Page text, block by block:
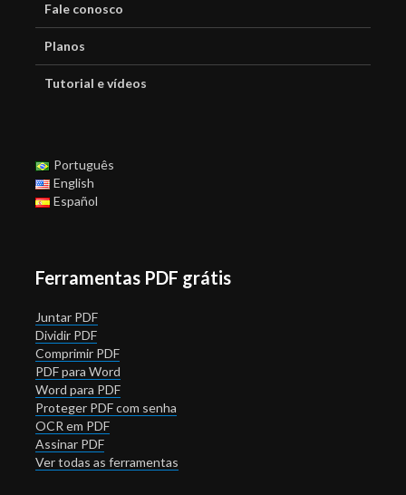
Fale conosco
Planos
Tutorial e vídeos
Português
English
Español
Ferramentas PDF grátis
Juntar PDF
Dividir PDF
Comprimir PDF
PDF para Word
Word para PDF
Proteger PDF com senha
OCR em PDF
Assinar PDF
Ver todas as ferramentas